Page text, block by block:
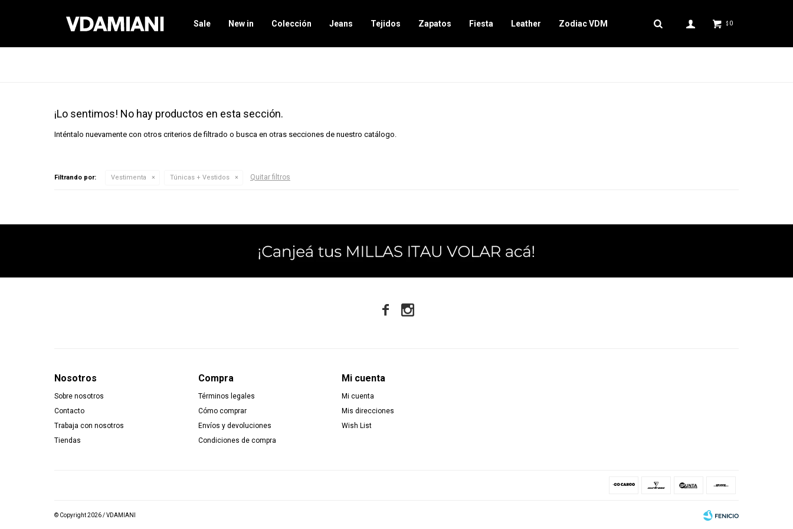
Sale New in Colección Jeans Tejidos Zapatos Fiesta Leather Zodiac VDM $ 0
¡Lo sentimos! No hay productos en esta sección.
Inténtalo nuevamente con otros criterios de filtrado o busca en otras secciones de nuestro catálogo.
Filtrando por: Vestimenta Túnicas + Vestidos Quitar filtros
Nosotros
Sobre nosotros
Contacto
Trabaja con nosotros
Tiendas
Compra
Términos legales
Cómo comprar
Envíos y devoluciones
Condiciones de compra
Mi cuenta
Mi cuenta
Mis direcciones
Wish List
 
© Copyright 2026 / VDAMIANI